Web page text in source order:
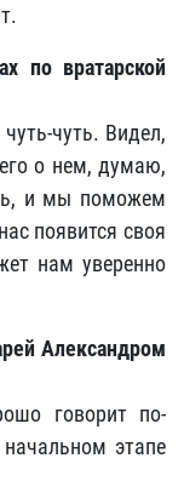
по вратарской
чуть. Видел,
о нем, думаю,
и мы поможем
появится своя
нам уверенно
Александром
говорит по-
этапе